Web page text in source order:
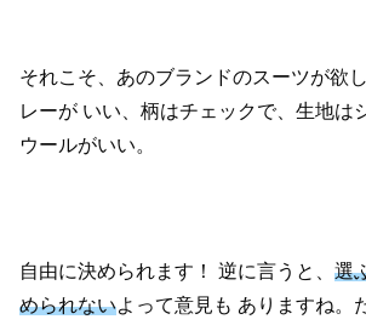
それこそ、あのブランドのスーツが欲
レーが いい、柄はチェックで、生地は
ウールがいい。
自由に決められます！ 逆に言うと、 選
められないよって意見も ありますね。